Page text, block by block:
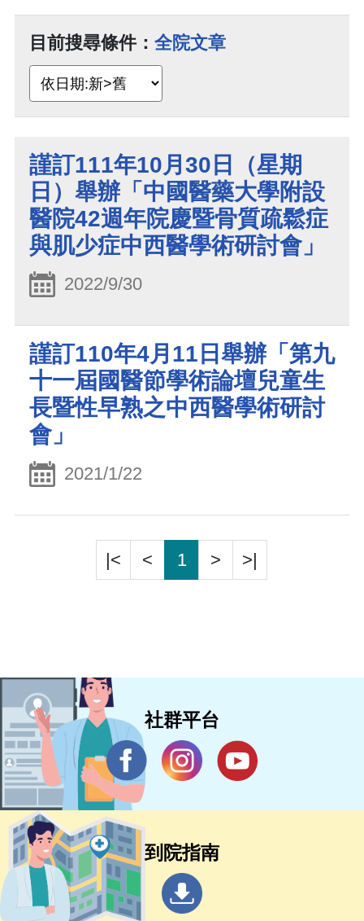
目前搜尋條件： 全院文章
謹訂111年10月30日（星期
日）舉辦「中國醫藥大學附設
醫院42週年院慶暨骨質疏鬆症
與肌少症中西醫學術研討會」
2022/9/30
謹訂110年4月11日舉辦「第九
十一屆國醫節學術論壇兒童生
長暨性早熟之中西醫學術研討
會」
2021/1/22
|< < 1 > >|
社群平台
到院指南